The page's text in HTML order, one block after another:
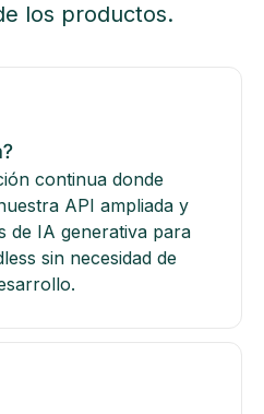
los productos.
continua donde
API ampliada y
de IA generativa para
sin necesidad de